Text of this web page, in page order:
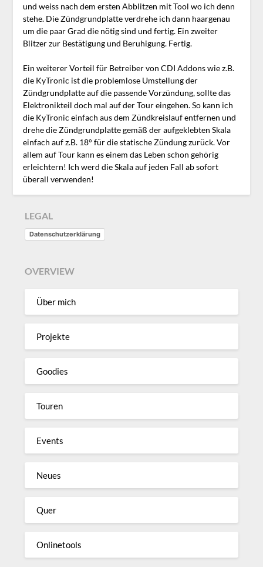
und weiss nach dem ersten Abblitzen mit Tool wo ich denn
stehe. Die Zündgrundplatte verdrehe ich dann haargenau
um die paar Grad die nötig sind und fertig. Ein zweiter
Blitzer zur Bestätigung und Beruhigung. Fertig.
Ein weiterer Vorteil für Betreiber von CDI Addons wie z.B.
die KyTronic ist die problemlose Umstellung der
Zündgrundplatte auf die passende Vorzündung, sollte das
Elektronikteil doch mal auf der Tour eingehen. So kann ich
die KyTronic einfach aus dem Zündkreislauf entfernen und
drehe die Zündgrundplatte gemäß der aufgeklebten Skala
einfach auf z.B. 18° für die statische Zündung zurück. Vor
allem auf Tour kann es einem das Leben schon gehörig
erleichtern! Ich werd die Skala auf jeden Fall ab sofort
überall verwenden!
LEGAL
Datenschutzerklärung
OVERVIEW
Über mich
Projekte
Goodies
Touren
Events
Neues
Quer
Onlinetools